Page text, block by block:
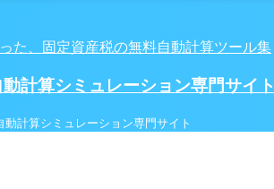
た、固定資産税の無料自動計算ツール集
計算シミュレーション専門サイト
計算シミュレーション専門サイト